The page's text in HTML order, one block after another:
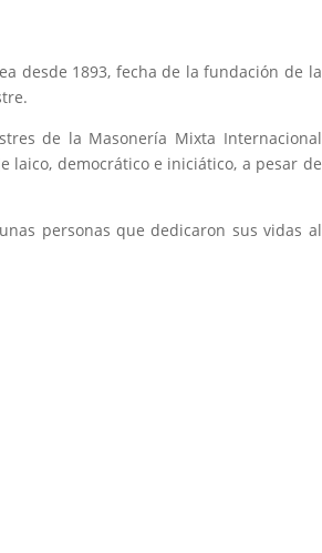
desde 1893, fecha de la fundación de la
de la Masonería Mixta Internacional
democrático e iniciático, a pesar de
personas que dedicaron sus vidas al